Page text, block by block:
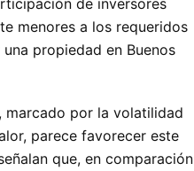
de inversores
menores a los requeridos
propiedad en Buenos
por la volatilidad
parece favorecer este
que, en comparación